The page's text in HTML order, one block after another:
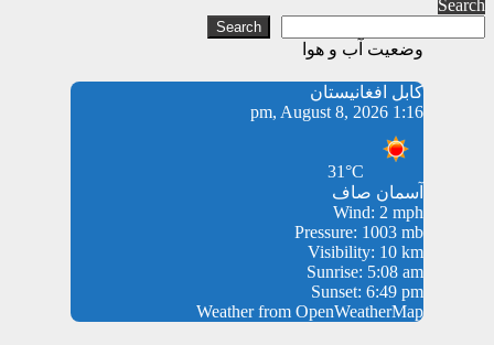
Search
Search
وضعیت آب و هوا
کابل افغانیستان
1:16 pm, August 8, 2026
31°C
آسمان صاف
Wind: 2 mph
Pressure: 1003 mb
Visibility: 10 km
Sunrise: 5:08 am
Sunset: 6:49 pm
Weather from OpenWeatherMap